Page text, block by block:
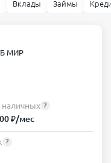
Вклады Займы
МИР
наличных ?
₽/мес
?